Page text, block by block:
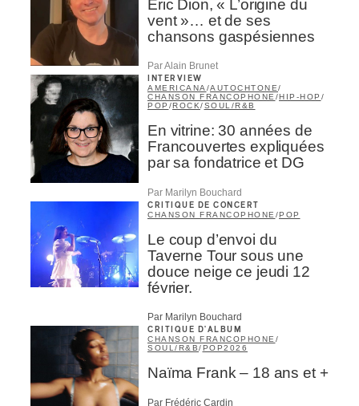
Éric Dion, « L’origine du
vent »… et de ses
chansons gaspésiennes
Par Alain Brunet
INTERVIEW
AMERICANA/AUTOCHTONE/
CHANSON FRANCOPHONE/HIP-HOP /
POP /ROCK/SOUL/R&B
En vitrine: 30 années de
Francouvertes expliquées
par sa fondatrice et DG
Par Marilyn Bouchard
CRITIQUE DE CONCERT
CHANSON FRANCOPHONE /POP
Le coup d’envoi du
Taverne Tour sous une
douce neige ce jeudi 12
février.
Par Marilyn Bouchard
CRITIQUE D'ALBUM
CHANSON FRANCOPHONE /
SOUL/R&B/POP2026
Naïma Frank – 18 ans et +
Par Frédéric Cardin
Type d'abonné
Mélomane
Professionnel industrie musicale
Amateur-e /Fan
Contributeur-trice
Fournisseur
Artiste
CAPTCHA
M'INSCRIRE